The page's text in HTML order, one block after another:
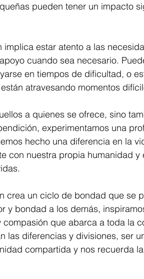
pueden tener un impacto
estar atento a las
cuando sea necesario.
en tiempos de dificultad, o
atravesando momentos
a quienes se ofrece, sino
experimentamos una
hecho una diferencia en la
con nuestra propia humanidad y
crea un ciclo de bondad que se
y bondad a los demás,
que abarca a toda la
las diferencias y divisiones, ser
compartida y nos recuerda